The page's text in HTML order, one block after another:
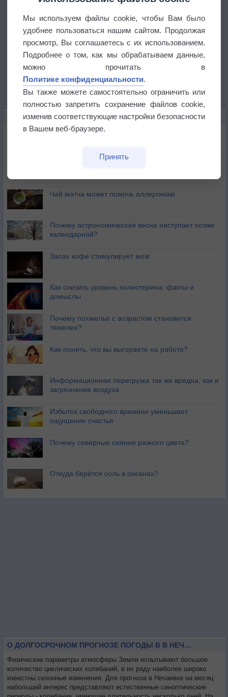
ЭТО ИНТЕРЕСНО
Почему северный загар цветом отличается от
Букет сирени вреден для здоровья
Чай матча может помочь аллергикам
Почему астрономическая весна наступает позже
календарной?
Запах кофе стимулирует мозг
Как снизить уровень холестерина: факты и
домыслы
Почему похмелье с возрастом становится
тяжелее?
Как понять, что вы выгораете на работе?
Информационная перегрузка так же вредна, как и
загрязнение воздуха
Избыток свободного времени уменьшает
ощущение счастья
Почему северные сияния разного цвета?
Откуда берётся соль в океанах?
О ДОЛГОСРОЧНОМ ПРОГНОЗЕ ПОГОДЫ В В НЕЧАЕВКЕ НА МЕСЯЦ
Физические параметры атмосферы Земли испытывают большое
количество циклических колебаний, в их ряду наиболее широко
известны сезонные изменения. Для прогноза в Нечаевке на месяц
набольший интерес представляют естественные синоптические
Мы используем файлы cookie, чтобы Вам было
удобнее пользоваться нашим сайтом. Продолжая
просмотр, Вы соглашаетесь с их использованием.
Подробнее о том, как мы обрабатываем данные,
можно прочитать в
Политике конфиденциальности.
Вы также можете самостоятельно ограничить или
полностью запретить сохранение файлов cookie,
изменив соответствующие настройки безопасности
в Вашем веб-браузере.
Принять